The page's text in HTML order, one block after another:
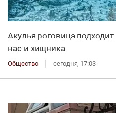
Акулья роговица
нас и хищника
Общество сегодня, 17:03